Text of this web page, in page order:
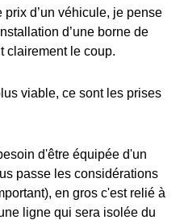
d’un véhicule, je pense
d’une borne de
clairement le coup.
viable, ce sont les prises
d'être équipée d'un
passe les considérations
en gros c'est relié à
ligne qui sera isolée du